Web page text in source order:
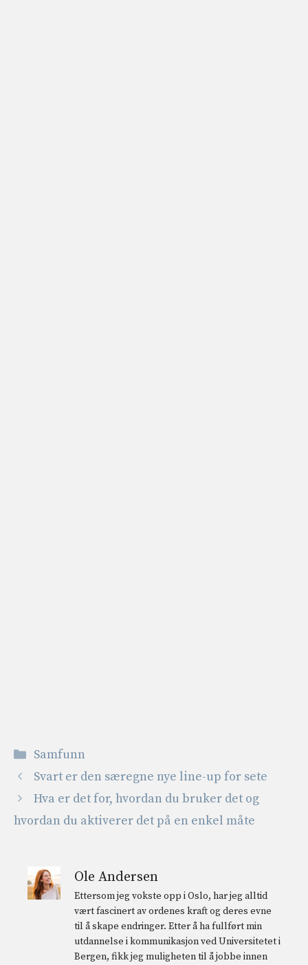
Kategorier
Samfunn
Svart er den særegne nye line-up for sete
Hva er det for, hvordan du bruker det og
hvordan du aktiverer det på en enkel måte
Ole Andersen
Ettersom jeg vokste opp i Oslo, har jeg alltid
vært fascinert av ordenes kraft og deres evne
til å skape endringer. Etter å ha fullført min
utdannelse i kommunikasjon ved Universitetet i
Bergen, fikk jeg muligheten til å jobbe innen